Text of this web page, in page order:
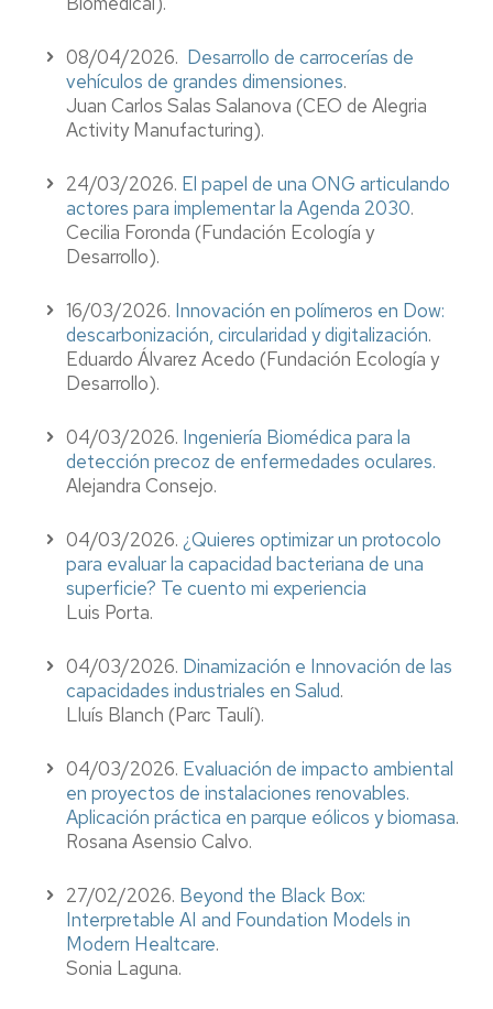
08/04/2026. Desarrollo de carrocerías de
vehículos de grandes dimensiones.
Juan Carlos Salas Salanova (CEO de Alegria
Activity Manufacturing).
24/03/2026. El papel de una ONG articulando
actores para implementar la Agenda 2030.
Cecilia Foronda (Fundación Ecología y
Desarrollo).
16/03/2026. Innovación en polímeros en Dow:
descarbonización, circularidad y digitalización.
Eduardo Álvarez Acedo (Fundación Ecología y
Desarrollo).
04/03/2026. Ingeniería Biomédica para la
detección precoz de enfermedades oculares.
Alejandra Consejo.
04/03/2026. ¿Quieres optimizar un protocolo
para evaluar la capacidad bacteriana de una
superficie? Te cuento mi experiencia
Luis Porta.
04/03/2026. Dinamización e Innovación de las
capacidades industriales en Salud.
Lluís Blanch (Parc Taulí).
04/03/2026. Evaluación de impacto ambiental
en proyectos de instalaciones renovables.
Aplicación práctica en parque eólicos y biomasa.
Rosana Asensio Calvo.
27/02/2026. Beyond the Black Box:
Interpretable AI and Foundation Models in
Modern Healtcare.
Sonia Laguna.